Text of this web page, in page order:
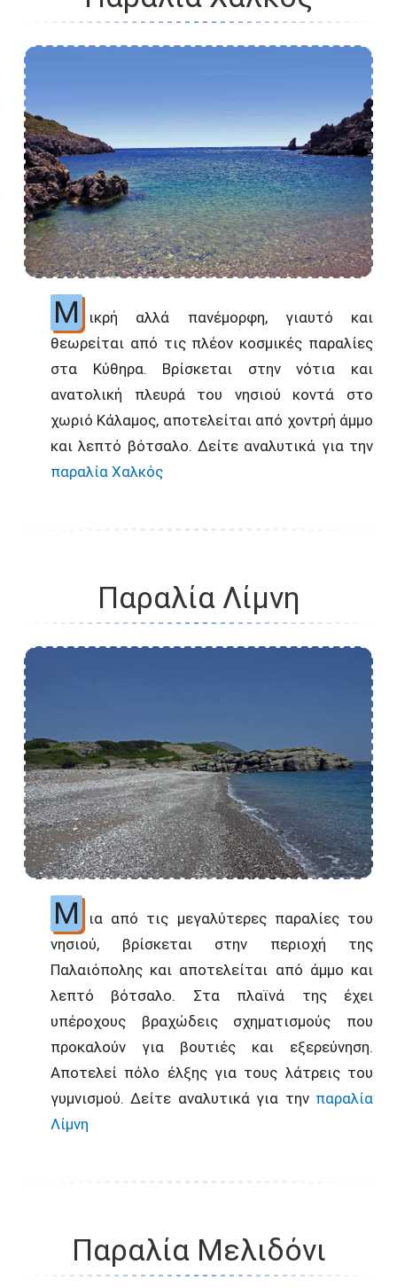
Μ
ικρή αλλά πανέμορφη, γιαυτό και
θεωρείται από τις πλέον κοσμικές παραλίες
στα Κύθηρα. Βρίσκεται στην νότια και
ανατολική πλευρά του νησιού κοντά στο
χωριό Κάλαμος, αποτελείται από χοντρή άμμο
και λεπτό βότσαλο. Δείτε αναλυτικά για την
παραλία Χαλκός
Παραλία Λίμνη
Μ
ια από τις μεγαλύτερες παραλίες του
νησιού, βρίσκεται στην περιοχή της
Παλαιόπολης και αποτελείται από άμμο και
λεπτό βότσαλο. Στα πλαϊνά της έχει
υπέροχους βραχώδεις σχηματισμούς που
προκαλούν για βουτιές και εξερεύνηση.
Αποτελεί πόλο έλξης για τους λάτρεις του
γυμνισμού. Δείτε αναλυτικά για την παραλία
Λίμνη
Παραλία Μελιδόνι